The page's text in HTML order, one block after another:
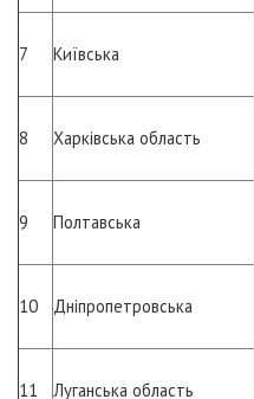
7 Київська
8 Харківська область
9 Полтавська
10 Дніпропетровська
11 Луганська область